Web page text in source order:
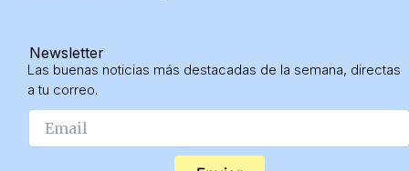
Newsletter
Las buenas noticias más destacadas de la semana, directas
a tu correo.